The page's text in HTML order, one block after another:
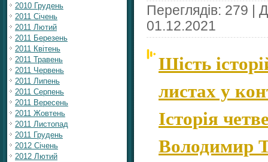
2010 Грудень
2011 Січень
2011 Лютий
2011 Березень
2011 Квітень
2011 Травень
2011 Червень
2011 Липень
2011 Серпень
2011 Вересень
2011 Жовтень
2011 Листопад
2011 Грудень
2012 Січень
2012 Лютий
Переглядів: 279 |
01.12.2021
Шість
листах у
Історія
Володимир